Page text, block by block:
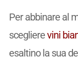
Per abbinare al
sceglierevini
esaltino la sua